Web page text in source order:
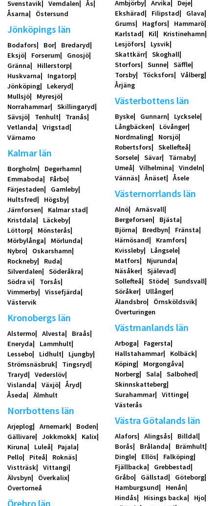
Svenstavik Vemdalen
Ås
Åsarna
Östersund
Jönköpings län
Bodafors Bor
Bredaryd
Eksjö
Forserum
Gnosjö
Gränna
Hillerstorp
Huskvarna
Ingatorp
Jönköping
Lekeryd
Mullsjö
Myresjö
Norrahammar
Skillingaryd
Sävsjö
Tenhult
Tranås
Vetlanda
Vrigstad
Värnamo
Kalmar län
Borgholm
Degerhamn
Emmaboda
Fårbo
Färjestaden
Gamleby
Hultsfred
Högsby
Järnforsen
Kalmar stad
Kristdala
Läckeby
Löttorp
Mönsterås
Mörbylånga
Mörlunda
Nybro
Oskarshamn
Rockneby
Ruda
Silverdalen
Söderåkra
Södra vi
Torsås
Vimmerby
Vissefjärda
Västervik
Kronobergs län
Alstermo Alvesta
Braås
Eneryda
Lammhult
Lessebo
Lidhult
Ljungby
Strömsnäsbruk
Tingsryd
Traryd
Vederslöv
Vislanda
Växjö
Åryd
Åseda
Älmhult
Norrbottens län
Arjeplog Arnemark
Boden
Gällivare
Jokkmokk
Kalix
Kiruna
Luleå
Pajala
Pello
Piteå
Roknäs
Vistträsk
Vittangi
Älvsbyn
Överkalix
Övertorneå
Ambjörby Arvika
Deje
Ekshärad
Filipstad
Glava
Grums
Hagfors
Hammarö
Karlstad
Kil
Kristinehamn
Lesjöfors
Lysvik
Skattkärr
Skoghall
Storfors
Sunne
Säffle
Torsby
Töcksfors
Vålberg
Årjäng
Västerbottens län
Byske Gunnarn
Lycksele
Långbäcken
Lövånger
Nordmaling
Norsjö
Robertsfors
Skellefteå
Sorsele
Sävar
Tärnaby
Umeå
Vilhelmina
Vindeln
Vännäs
Ånäset Åsele
Västernorrlands län
Alnö
Arnäsvall
Bergeforsen
Bjästa
Björna
Bredbyn
Fränsta
Härnösand
Kramfors
Kvissleby
Långsele
Matfors
Njurunda
Näsåker
Själevad
Sollefteå
Stöde
Sundsvall
Söråker
Ullånger
Älandsbro
Örnsköldsvik
Överturingen
Västmanlands län
Arboga
Fagersta
Hallstahammar
Kolbäck
Köping
Morgongåva
Norberg
Sala
Salbohed
Skinnskatteberg
Surahammar
Vittinge
Västerås
Västra Götalands län
Alafors Alingsås
Billdal
Borås
Brålanda
Brämhult
Dingle
Ellös
Falköping
Fjällbacka
Grebbestad
Gråbo
Gällstad
Göteborg
Hamburgsund
Henån
Hindås
Hisings backa
Hjo